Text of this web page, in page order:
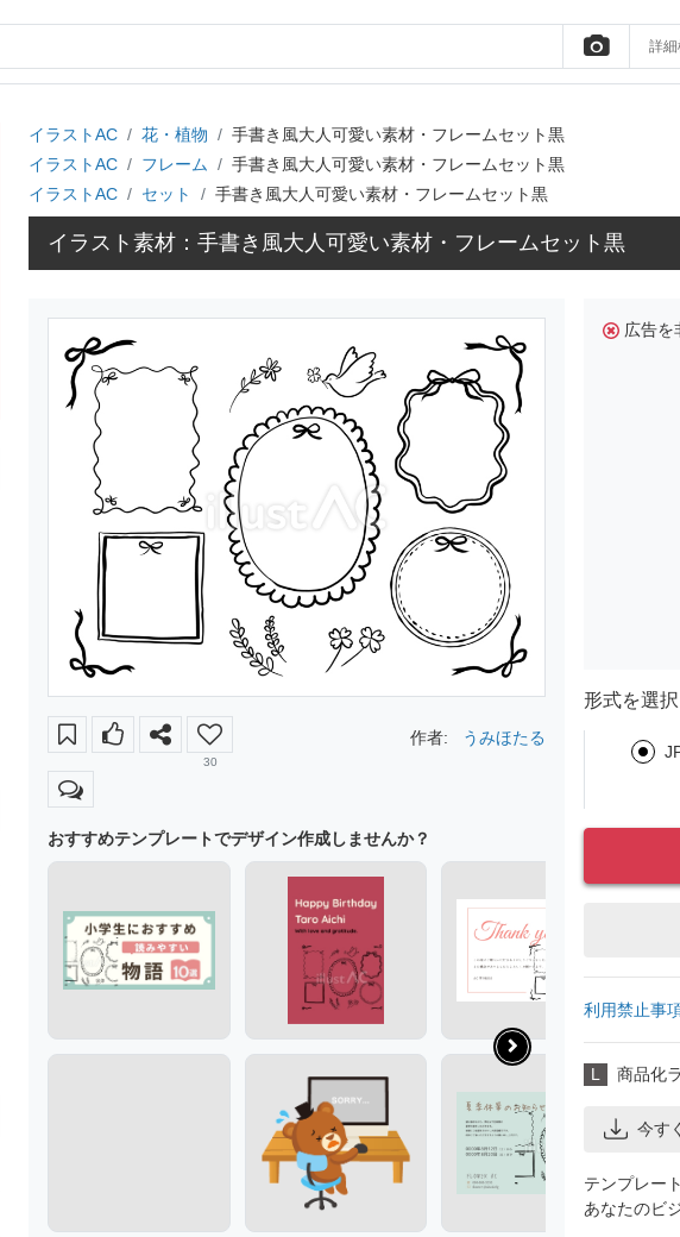
詳細
イラストAC 花・植物
手書き風大人可愛い素材・フレームセット黒
イラストAC
フレーム
手書き風大人可愛い素材・フレームセット黒
イラストAC
セット 手書き風大人可愛い素材・フレームセット黒
イラスト素材：手書き風大人可愛い素材・フレームセット黒
30
作者: うみほたる
おすすめテンプレートでデザイン作成しませんか？
広告を
形式を選
利用禁止事
L 商品化
今す
テンプレー
あなたのビ